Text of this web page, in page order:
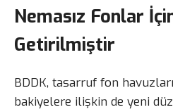
Nemasız Fonlar
Getirilmiştir
BDDK, tasarruf fon
bakiyelere ilişkin de yeni